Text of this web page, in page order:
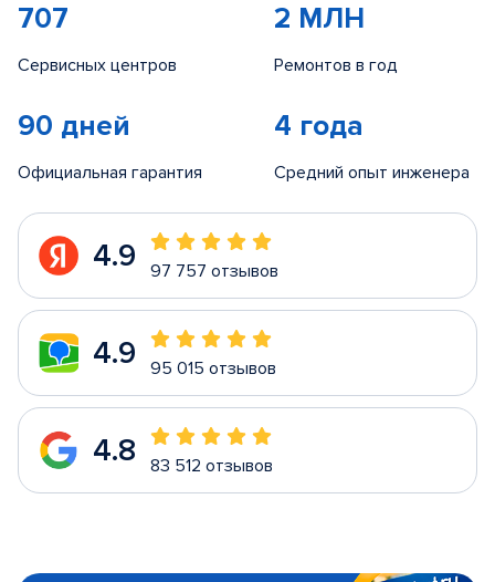
707
Сервисных центров
2 МЛН
Ремонтов в год
90 дней
Официальная гарантия
4 года
Средний опыт инженера
4.9 97 757 отзывов
4.9 95 015 отзывов
4.8 83 512 отзывов